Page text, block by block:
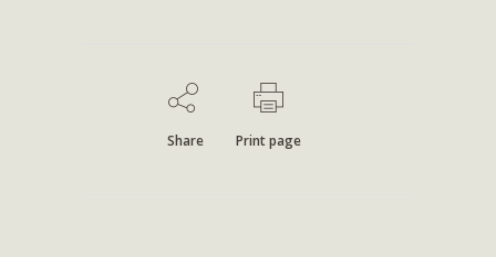
Share Print page